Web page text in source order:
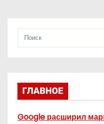
ГЛАВНОЕ
Google расширил